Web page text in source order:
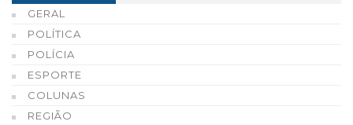
GERAL
POLÍTICA
POLÍCIA
ESPORTE
COLUNAS
REGIÃO